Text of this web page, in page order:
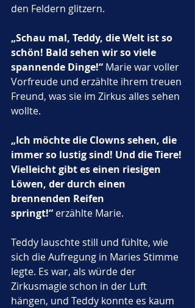
den Feldern glitzern.
„Schau mal, Teddy, die Welt ist so
schön! Bald sehen wir so viele
spannende Dinge!“ Marie war voller
Vorfreude und erzählte ihrem treuen
Freund, was sie im Zirkus alles sehen
wollte.
„Ich möchte die Clowns sehen, die
immer so lustig sind! Und die Tiere!
Vielleicht gibt es einen riesigen
Löwen, der durch einen
brennenden Reifen
springt!“ erzählte Marie.
Teddy lauschte still und fühlte, wie
sich die Aufregung in Maries Stimme
legte. Es war, als würde der
Zirkusmagie schon in der Luft
hängen, und Teddy konnte es kaum